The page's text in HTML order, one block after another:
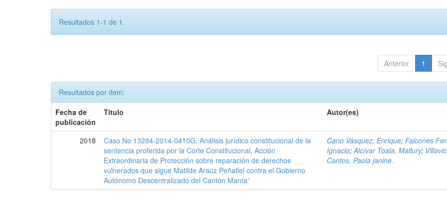
Resultados 1-1 de 1.
Anterior 1
Resultados por ítem:
Fecha de
publicación
Título Autor(es)
2018
Caso No 13284-2014-0410G, Análisis jurídico constitucional de la
sentencia proferida por la Corte Constitucional, Acción
Extraordinaria de Protección sobre reparación de derechos
vulnerados que sigue Matilde Arauz Peñafiel contra el Gobierno
Autónomo Descentralizado del Cantón Manta”
Cano Vásquez, Enrique;Falcones
Ignacio;Alcívar Toala, Mallury;
Cantos, Paola janine.